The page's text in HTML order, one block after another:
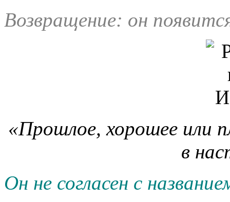
Возвращение: он
«Прошлое, хорошее или
в
Он не согласен с